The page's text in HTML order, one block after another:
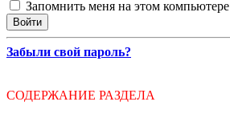
Запомнить меня на этом компьютере
Забыли свой пароль?
СОДЕРЖАНИЕ РАЗДЕЛА